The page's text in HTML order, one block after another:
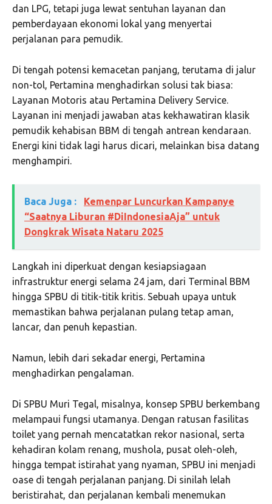
dan LPG, tetapi juga lewat sentuhan layanan dan
pemberdayaan ekonomi lokal yang menyertai
perjalanan para pemudik.
Di tengah potensi kemacetan panjang, terutama di jalur
non-tol, Pertamina menghadirkan solusi tak biasa:
Layanan Motoris atau Pertamina Delivery Service.
Layanan ini menjadi jawaban atas kekhawatiran klasik
pemudik kehabisan BBM di tengah antrean kendaraan.
Energi kini tidak lagi harus dicari, melainkan bisa datang
menghampiri.
Baca Juga :
Kemenpar Luncurkan Kampanye
“Saatnya Liburan #DiIndonesiaAja” untuk
Dongkrak Wisata Nataru 2025
Langkah ini diperkuat dengan kesiapsiagaan
infrastruktur energi selama 24 jam, dari Terminal BBM
hingga SPBU di titik-titik kritis. Sebuah upaya untuk
memastikan bahwa perjalanan pulang tetap aman,
lancar, dan penuh kepastian.
Namun, lebih dari sekadar energi, Pertamina
menghadirkan pengalaman.
Di SPBU Muri Tegal, misalnya, konsep SPBU berkembang
melampaui fungsi utamanya. Dengan ratusan fasilitas
toilet yang pernah mencatatkan rekor nasional, serta
kehadiran kolam renang, mushola, pusat oleh-oleh,
hingga tempat istirahat yang nyaman, SPBU ini menjadi
oase di tengah perjalanan panjang. Di sinilah lelah
beristirahat, dan perjalanan kembali menemukan